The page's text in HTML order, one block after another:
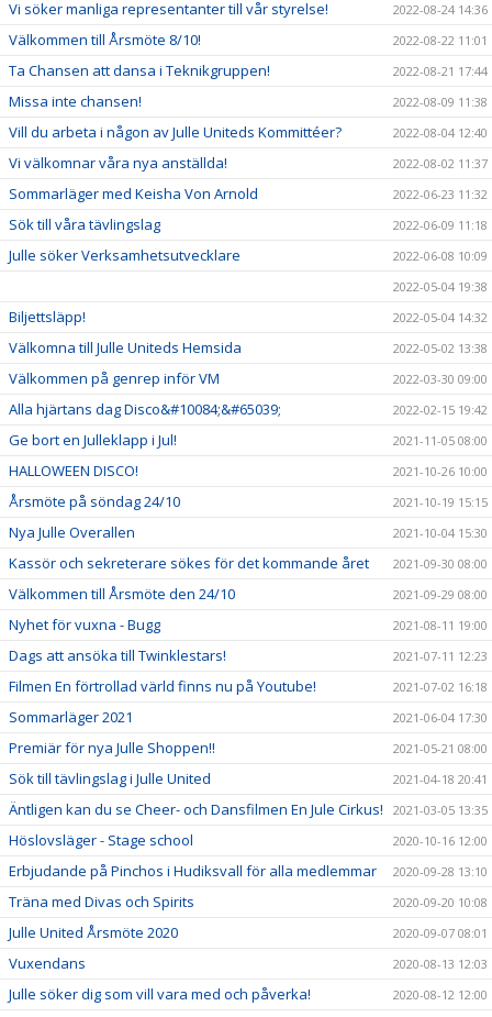
Vi söker manliga representanter till vår styrelse! 2022-08-24 14:36
Välkommen till Årsmöte 8/10! 2022-08-22 11:01
Ta Chansen att dansa i Teknikgruppen! 2022-08-21 17:44
Missa inte chansen! 2022-08-09 11:38
Vill du arbeta i någon av Julle Uniteds Kommittéer? 2022-08-04 12:40
Vi välkomnar våra nya anställda! 2022-08-02 11:37
Sommarläger med Keisha Von Arnold 2022-06-23 11:32
Sök till våra tävlingslag 2022-06-09 11:18
Julle söker Verksamhetsutvecklare
2022-06-08 10:09
2022-05-04 19:38
Biljettsläpp! 2022-05-04 14:32
Välkomna till Julle Uniteds Hemsida 2022-05-02 13:38
Välkommen på genrep inför VM 2022-03-30 09:00
Alla hjärtans dag Disco&#10084;&#65039; 2022-02-15 19:42
Ge bort en Julleklapp i Jul! 2021-11-05 08:00
HALLOWEEN DISCO! 2021-10-26 10:00
Årsmöte på söndag 24/10 2021-10-19 15:15
Nya Julle Overallen 2021-10-04 15:30
Kassör och sekreterare sökes för det kommande året 2021-09-30 08:00
Välkommen till Årsmöte den 24/10 2021-09-29 08:00
Nyhet för vuxna - Bugg 2021-08-11 19:00
Dags att ansöka till Twinklestars! 2021-07-11 12:23
Filmen En förtrollad värld finns nu på Youtube! 2021-07-02 16:18
Sommarläger 2021 2021-06-04 17:30
Premiär för nya Julle Shoppen!! 2021-05-21 08:00
Sök till tävlingslag i Julle United 2021-04-18 20:41
Äntligen kan du se Cheer- och Dansfilmen En Jule Cirkus! 2021-03-05 13:35
Höslovsläger - Stage school 2020-10-16 12:00
Erbjudande på Pinchos i Hudiksvall för alla medlemmar 2020-09-28 13:10
Träna med Divas och Spirits 2020-09-20 10:08
Julle United Årsmöte 2020 2020-09-07 08:01
Vuxendans 2020-08-13 12:03
Julle söker dig som vill vara med och påverka! 2020-08-12 12:00